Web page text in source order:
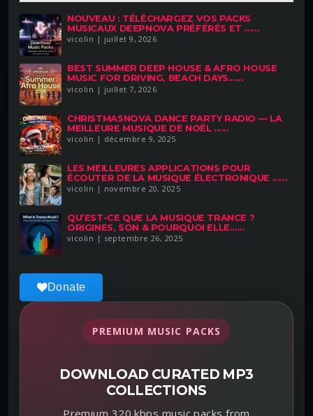
NOUVEAU : TÉLÉCHARGEZ VOS PACKS
MUSICAUX DEEPNOVA PRÉFÉRÉS ET ......
vicolin | juillet 9, 2026
BEST SUMMER DEEP HOUSE & AFRO HOUSE
MUSIC FOR DRIVING, BEACH DAYS......
vicolin | juillet 7, 2026
CHRISTMASNOVA DANCE PARTY RADIO — LA
MEILLEURE MUSIQUE DE NOËL ......
vicolin | décembre 9, 2025
LES MEILLEURES APPLICATIONS POUR
ÉCOUTER DE LA MUSIQUE ÉLECTRONIQUE ......
vicolin | novembre 20, 2025
QU’EST-CE QUE LA MUSIQUE TRANCE ?
ORIGINES, SON & POURQUOI ELLE......
vicolin | septembre 26, 2025
Donate
PREMIUM MUSIC PACKS
DOWNLOAD CURATED MP3
COLLECTIONS
Premium 320 kbps music packs from